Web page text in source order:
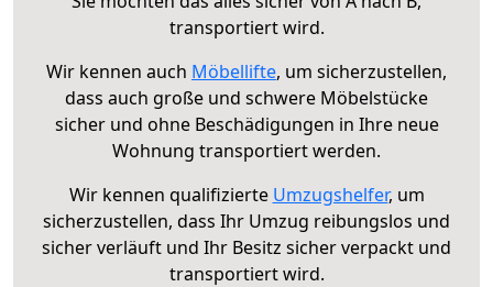
transportiert wird.
Wir kennen auch Möbellifte, um sicherzustellen,
dass auch große und schwere Möbelstücke
sicher und ohne Beschädigungen in Ihre neue
Wohnung transportiert werden.
Wir kennen qualifizierte Umzugshelfer, um
sicherzustellen, dass Ihr Umzug reibungslos und
sicher verläuft und Ihr Besitz sicher verpackt und
transportiert wird.